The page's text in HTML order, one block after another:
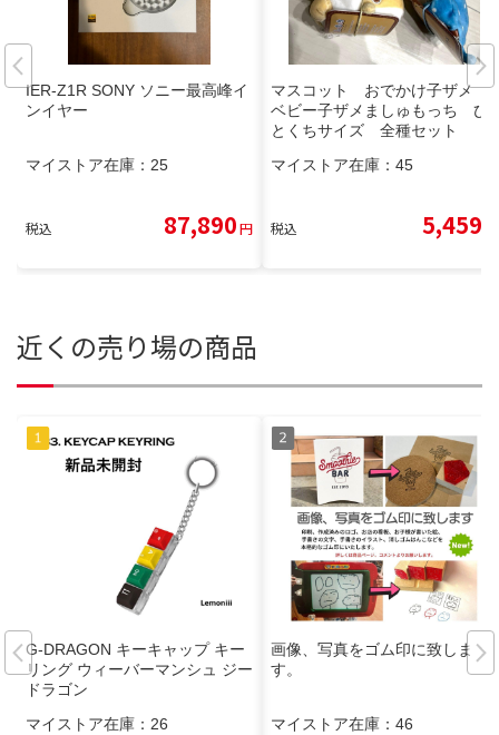
IER-Z1R SONY ソニー最高峰イ
ンイヤー
マイストア在庫： 25
税込 87,890円
マスコット おでかけ子ザメ
ベビー子ザメましゅもっち ひ
とくちサイズ 全種セット
マイストア在庫： 45
税込 5,459
近くの売り場の商品
G-DRAGON キーキャップ キー
リング ウィーバーマンシュ ジー
ドラゴン
マイストア在庫： 26
画像、写真をゴム印に致しま
す。
マイストア在庫： 46